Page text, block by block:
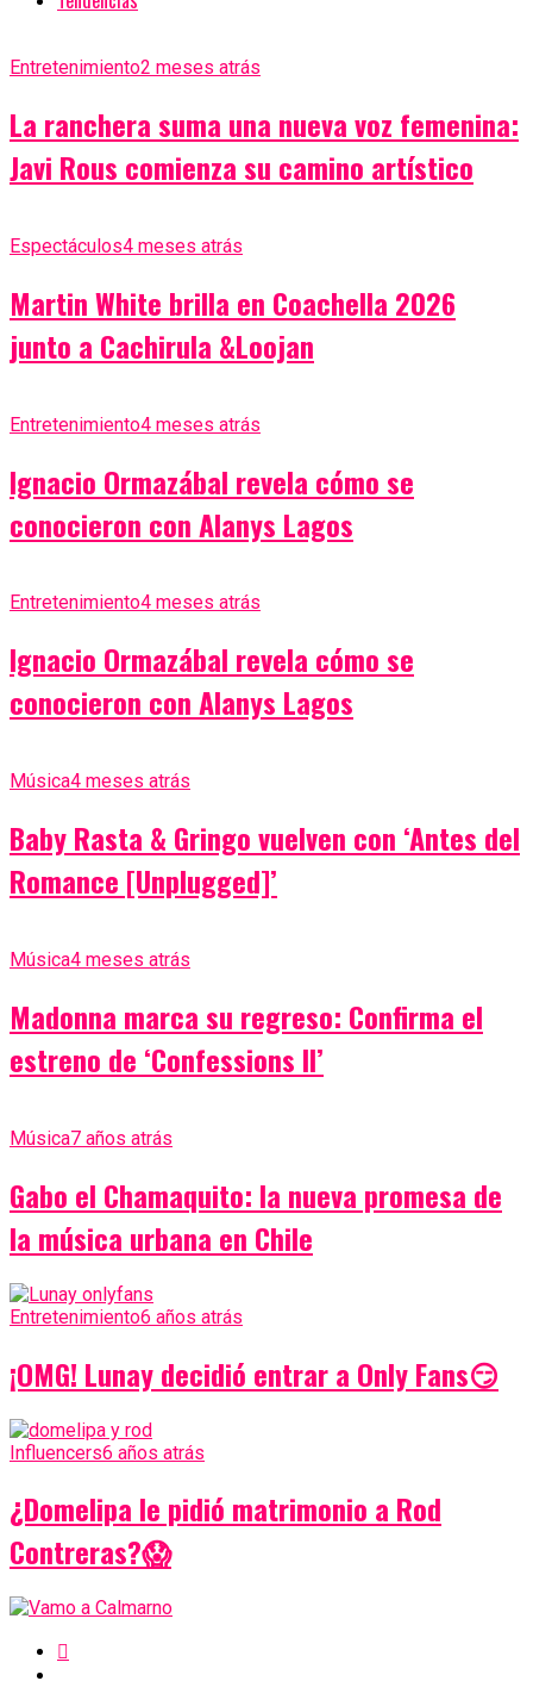
Entretenimiento2 meses atrás
La ranchera suma una nueva voz femenina:
Javi Rous comienza su camino artístico
Espectáculos4 meses atrás
Martin White brilla en Coachella 2026
junto a Cachirula &Loojan
Entretenimiento4 meses atrás
Ignacio Ormazábal revela cómo se
conocieron con Alanys Lagos
Entretenimiento4 meses atrás
Ignacio Ormazábal revela cómo se
conocieron con Alanys Lagos
Música4 meses atrás
Baby Rasta & Gringo vuelven con ‘Antes del
Romance [Unplugged]’
Música4 meses atrás
Madonna marca su regreso: Confirma el
estreno de ‘Confessions II’
Música7 años atrás
Gabo el Chamaquito: la nueva promesa de
la música urbana en Chile
Entretenimiento6 años atrás
¡OMG! Lunay decidió entrar a Only Fans😏
Influencers6 años atrás
¿Domelipa le pidió matrimonio a Rod
Contreras?😱